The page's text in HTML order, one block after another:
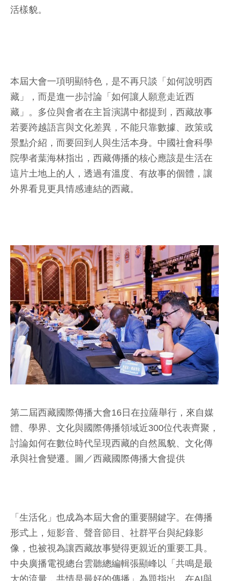
活樣貌。
本屆大會一項明顯特色，是不再只談「如何說明西
藏」，而是進一步討論「如何讓人願意走近西
藏」。多位與會者在主旨演講中都提到，西藏故事
若要跨越語言與文化差異，不能只靠數據、政策或
景點介紹，而要回到人與生活本身。中國社會科學
院學者葉海林指出，西藏傳播的核心應該是生活在
這片土地上的人，透過有溫度、有故事的個體，讓
外界看見更具情感連結的西藏。
第二屆西藏國際傳播大會16日在拉薩舉行，來自媒
體、學界、文化與國際傳播領域近300位代表齊聚，
討論如何在數位時代呈現西藏的自然風貌、文化傳
承與社會變遷。圖／西藏國際傳播大會提供
「生活化」也成為本屆大會的重要關鍵字。在傳播
形式上，短影音、聲音節目、社群平台與紀錄影
像，也被視為讓西藏故事變得更親近的重要工具。
中央廣播電視總台雲聽總編輯張顯峰以「共鳴是最
大的流量，共情是最好的傳播」為題指出，在AI與